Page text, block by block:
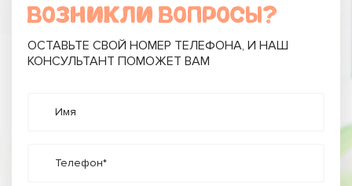
ВОЗНИКЛИ ВОПРОСЫ?
ОСТАВЬТЕ СВОЙ НОМЕР ТЕЛЕФОНА, И НАШ
КОНСУЛЬТАНТ ПОМОЖЕТ ВАМ
Имя
Телефон*